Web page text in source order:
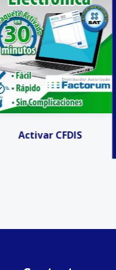
Facturación Electrónica